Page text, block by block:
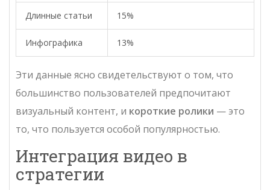
Длинные статьи 15%
Инфографика 13%
Эти данные ясно свидетельствуют о том, что
большинство пользователей предпочитают
визуальный контент, и короткие ролики — это
то, что пользуется особой популярностью.
Интеграция видео в
стратегии